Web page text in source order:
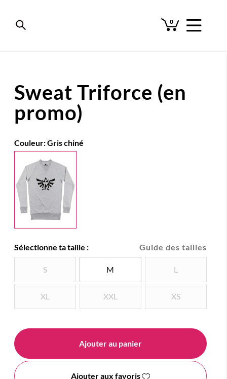
0
Sweat Triforce (en
promo)
Couleur:Gris chiné
Guide des tailles
Sélectionne ta taille :
S M L
XL XXL XS
Ajouter au panier
Ajouter aux favoris